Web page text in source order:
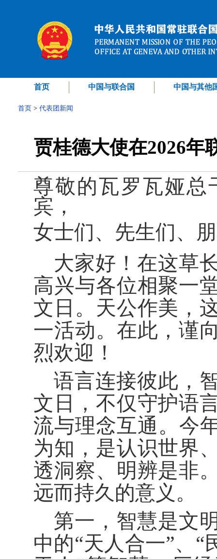
首页 中国与联合国 中国与其他
首页 > 代表团新闻
贾桂德大使在2026年
尊敬的瓦罗瓦娅总
宾，
女士们、先生们、
大家好！在这草
高兴与各位相聚一
文日。天公作美，
一活动。在此，谨
烈欢迎！
语言连接彼此，
文日，不仅守护语
流与理念互通。今
为知，是认识世界
透洞察、明辨是非
远而持久的意义。
第一，智慧是文
中的“天人合一”、“